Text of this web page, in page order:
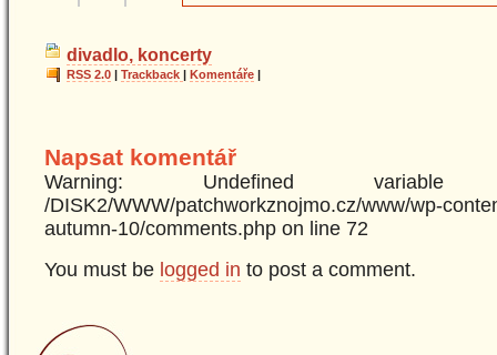
divadlo, koncerty
RSS 2.0 | Trackback | Komentáře |
Napsat komentář
Warning: Undefined
/DISK2/WWW/patchworkznojmo.cz/www/wp-
autumn-10/comments.php on line 72
You must be logged in to post a comment.